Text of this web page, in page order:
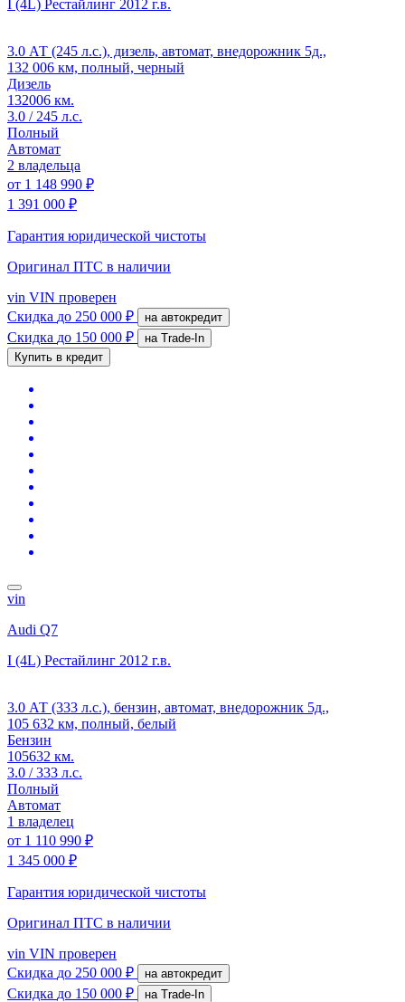
I (4L) Рестайлинг 2012 г.в.
3.0 АТ (245 л.с.), дизель, автомат, внедорожник 5д.,
132 006 км, полный, черный
Дизель
132006 км.
3.0 / 245 л.с.
Полный
Автомат
2 владельца
от 1 148 990 ₽
1 391 000 ₽
Гарантия юридической чистоты
Оригинал ПТС в наличии
vin VIN проверен
Скидка до 250 000 ₽ на автокредит
Скидка до 150 000 ₽
на Trade-In
Купить в кредит
vin
Audi Q7
I (4L) Рестайлинг 2012 г.в.
3.0 АТ (333 л.с.), бензин, автомат, внедорожник 5д.,
105 632 км, полный, белый
Бензин
105632 км.
3.0 / 333 л.с.
Полный
Автомат
1 владелец
от 1 110 990 ₽
1 345 000 ₽
Гарантия юридической чистоты
Оригинал ПТС в наличии
vin VIN проверен
Скидка до 250 000 ₽ на автокредит
Скидка до 150 000 ₽
на Trade-In